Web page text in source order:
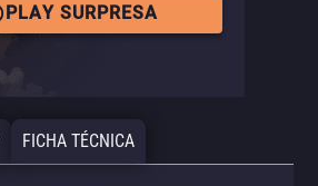
PLAY SURPRESA
FICHA TÉCNICA